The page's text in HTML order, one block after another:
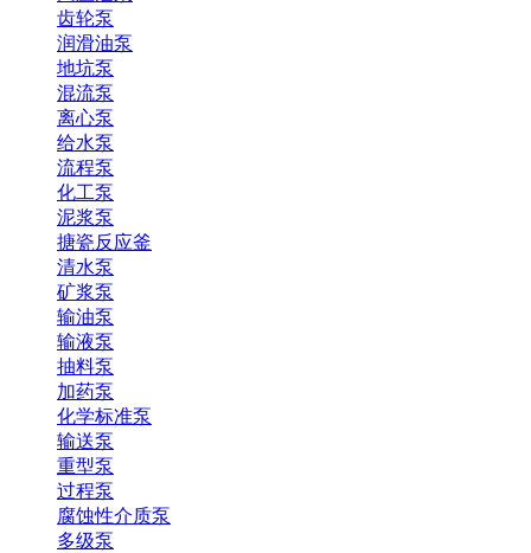
齿轮泵
润滑油泵
地坑泵
混流泵
离心泵
给水泵
流程泵
化工泵
泥浆泵
搪瓷反应釜
清水泵
矿浆泵
输油泵
输液泵
抽料泵
加药泵
化学标准泵
输送泵
重型泵
过程泵
腐蚀性介质泵
多级泵